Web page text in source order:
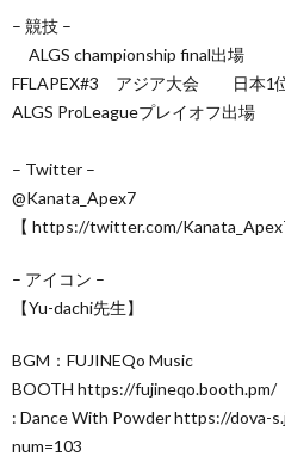
– 競技 –
ALGS championship final出場
FFLAPEX#3 アジア大会 日本1
ALGS ProLeagueプレイオフ出場
– Twitter –
@Kanata_Apex7
【 https://twitter.com/
– アイコン –
【Yu-dachi先生】
BGM：FUJINEQo Music
BOOTH https://fujineqo.booth.pm/
: Dance With Powder https://dova-
num=103